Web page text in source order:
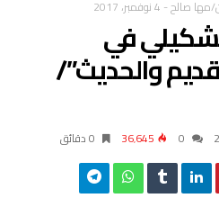
مها صالح- 4 نوفمبر، 2017
في
والحديث”/
36٬645 0 ‫دقائق‬